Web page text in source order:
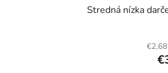
Stredná nízka